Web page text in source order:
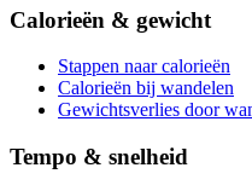
Calorieën & gewicht
Stappen naar calorieën
Calorieën bij wandelen
Gewichtsverlies door
Tempo & snelheid